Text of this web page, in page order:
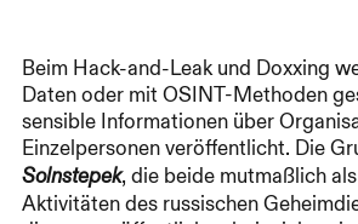
Beim Hack-and-Leak und Doxxing
Daten oder mit OSINT-Methoden
sensible Informationen über
Einzelpersonen veröffentlicht. Die
Solnstepek, die beide mutmaßlich als
Aktivitäten des russischen